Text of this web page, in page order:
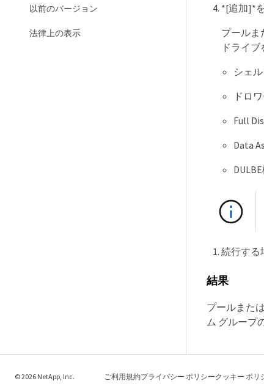
以前のバージョン
法律上の表示
*[追加]*
プールま
ドライ
シェ
ドロ
Full
Data
続行する
結果
プールまた
ム グループ
© 2026 NetApp, Inc. ご利用規約プライバシー ポリシークッキー ポリ